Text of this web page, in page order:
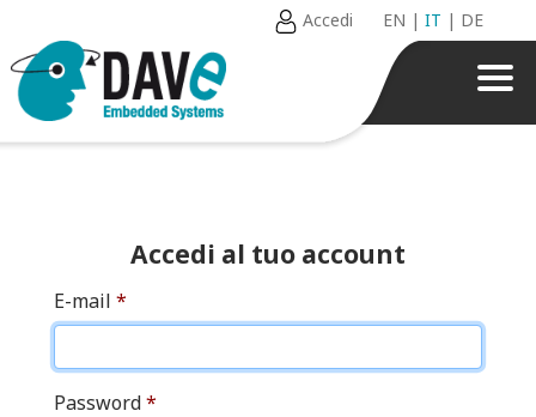
Accedi EN |IT | DE
Accedi al tuo account
E-mail *
Password*